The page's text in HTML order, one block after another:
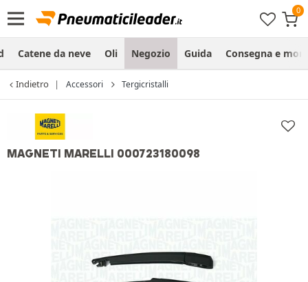
Catene da neve Oli Negozio Guida Consegna e
Indietro Accessori Tergicristalli
MAGNETI MARELLI 000723180098